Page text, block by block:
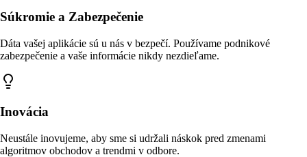
Súkromie a Zabezpečenie
Dáta vašej aplikácie sú u nás v bezpečí. Používame podnikové
zabezpečenie a vaše informácie nikdy nezdieľame.
Inovácia
Neustále inovujeme, aby sme si udržali náskok pred zmenami
algoritmov obchodov a trendmi v odbore.